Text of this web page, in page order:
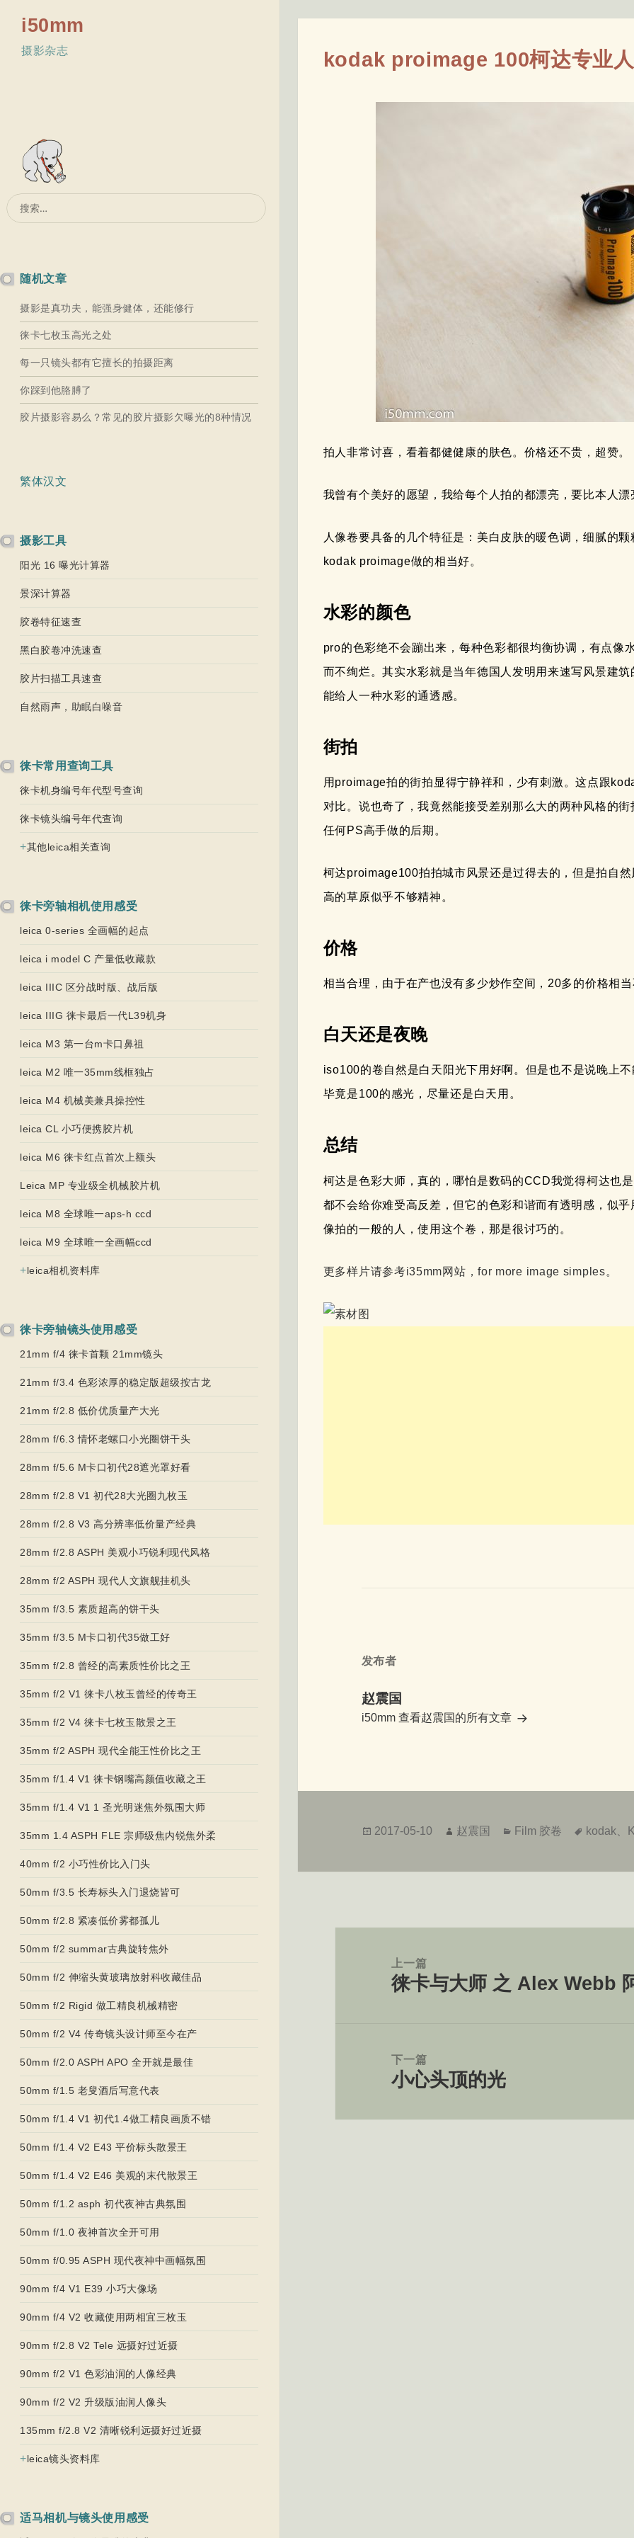
i50mm
摄影杂志
搜
索：
随机文章
摄影是真功夫，能强身健体，还能修行
徕卡七枚玉高光之处
每一只镜头都有它擅长的拍摄距离
你踩到他胳膊了
胶片摄影容易么？常见的胶片摄影欠曝光的8种情况
繁体汉文
摄影工具
阳光 16 曝光计算器
景深计算器
胶卷特征速查
黑白胶卷冲洗速查
胶片扫描工具速查
自然雨声，助眠白噪音
徕卡常用查询工具
徕卡机身编号年代型号查询
徕卡镜头编号年代查询
+其他leica相关查询
徕卡旁轴相机使用感受
leica 0-series 全画幅的起点
leica i model C 产量低收藏款
leica IIIC 区分战时版、战后版
leica IIIG 徕卡最后一代L39机身
leica M3 第一台m卡口鼻祖
leica M2 唯一35mm线框独占
leica M4 机械美兼具操控性
leica CL 小巧便携胶片机
leica M6 徕卡红点首次上额头
Leica MP 专业级全机械胶片机
leica M8 全球唯一aps-h ccd
leica M9 全球唯一全画幅ccd
+leica相机资料库
徕卡旁轴镜头使用感受
21mm f/4 徕卡首颗 21mm镜头
21mm f/3.4 色彩浓厚的稳定版超级按古龙
21mm f/2.8 低价优质量产大光
28mm f/6.3 情怀老螺口小光圈饼干头
28mm f/5.6 M卡口初代28遮光罩好看
28mm f/2.8 V1 初代28大光圈九枚玉
28mm f/2.8 V3 高分辨率低价量产经典
28mm f/2.8 ASPH 美观小巧锐利现代风格
28mm f/2 ASPH 现代人文旗舰挂机头
35mm f/3.5 素质超高的饼干头
35mm f/3.5 M卡口初代35做工好
35mm f/2.8 曾经的高素质性价比之王
35mm f/2 V1 徕卡八枚玉曾经的传奇王
35mm f/2 V4 徕卡七枚玉散景之王
35mm f/2 ASPH 现代全能王性价比之王
35mm f/1.4 V1 徕卡钢嘴高颜值收藏之王
35mm f/1.4 V1 1 圣光明迷焦外氛围大师
35mm 1.4 ASPH FLE 宗师级焦内锐焦外柔
40mm f/2 小巧性价比入门头
50mm f/3.5 长寿标头入门退烧皆可
50mm f/2.8 紧凑低价雾都孤儿
50mm f/2 summar古典旋转焦外
50mm f/2 伸缩头黄玻璃放射科收藏佳品
50mm f/2 Rigid 做工精良机械精密
50mm f/2 V4 传奇镜头设计师至今在产
50mm f/2.0 ASPH APO 全开就是最佳
50mm f/1.5 老叟酒后写意代表
50mm f/1.4 V1 初代1.4做工精良画质不错
50mm f/1.4 V2 E43 平价标头散景王
50mm f/1.4 V2 E46 美观的末代散景王
50mm f/1.2 asph 初代夜神古典氛围
50mm f/1.0 夜神首次全开可用
50mm f/0.95 ASPH 现代夜神中画幅氛围
90mm f/4 V1 E39 小巧大像场
90mm f/4 V2 收藏使用两相宜三枚玉
90mm f/2.8 V2 Tele 远摄好过近摄
90mm f/2 V1 色彩油润的人像经典
90mm f/2 V2 升级版油润人像头
135mm f/2.8 V2 清晰锐利远摄好过近摄
+leica镜头资料库
适马相机与镜头使用感受
kodak proimage 100柯达专业
拍人非常讨喜，看着都健健康的肤色。价格还不贵，超赞。
我曾有个美好的愿望，我给每个人拍的都漂亮，要比本人
人像卷要具备的几个特征是：美白皮肤的暖色调，细腻的
kodak proimage做的相当好。
水彩的颜色
pro的色彩绝不会蹦出来，每种色彩都很均衡协调，有点像
而不绚烂。其实水彩就是当年德国人发明用来速写风景建
能给人一种水彩的通透感。
街拍
用proimage拍的街拍显得宁静祥和，少有刺激。这点跟
对比。说也奇了，我竟然能接受差别那么大的两种风格的
任何PS高手做的后期。
柯达proimage100拍拍城市风景还是过得去的，但是拍自
高的草原似乎不够精神。
价格
相当合理，由于在产也没有多少炒作空间，20多的价格相当
白天还是夜晚
iso100的卷自然是白天阳光下用好啊。但是也不是说晚上
毕竟是100的感光，尽量还是白天用。
总结
柯达是色彩大师，真的，哪怕是数码的CCD我觉得柯达也
都不会给你难受高反差，但它的色彩和谐而有透明感，似
像拍的一般的人，使用这个卷，那是很讨巧的。
更多样片请参考i35mm网站，for more image simples。
发布者
赵震国
i50mm 查看赵震国的所有文章
发
2017-05-10
作
赵震国
分
Film 胶卷
标
kodak、
上一篇
上
徕卡与大师 之 Alex Webb
下一篇
下
文
小心头顶的光